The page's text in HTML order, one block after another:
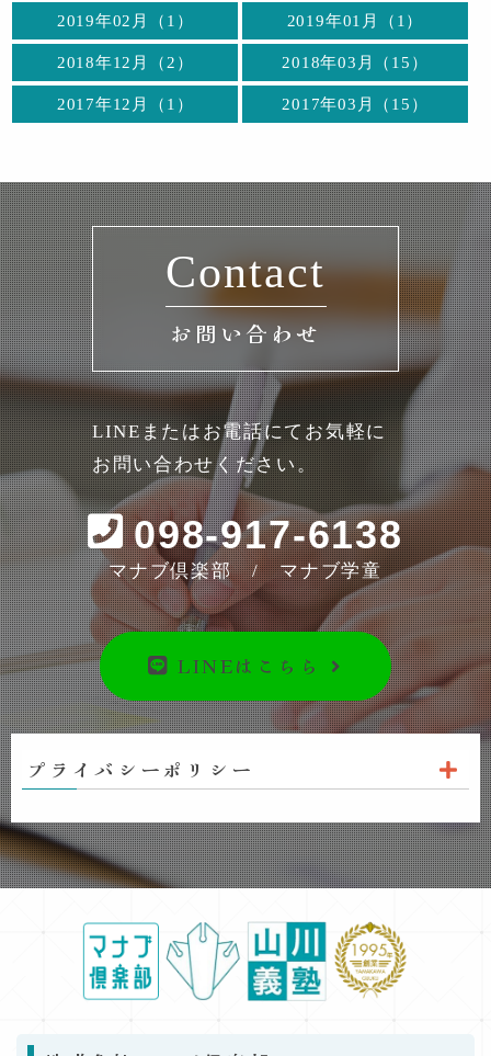
2019年02月（1） 2019年01月（1）
2018年12月（2） 2018年03月（15）
2017年12月（1） 2017年03月（15）
Contact
お問い合わせ
LINEまたはお電話にてお気軽に
お問い合わせください。
098-917-6138
マナブ倶楽部 / マナブ学童
LINEはこちら
プライバシーポリシー